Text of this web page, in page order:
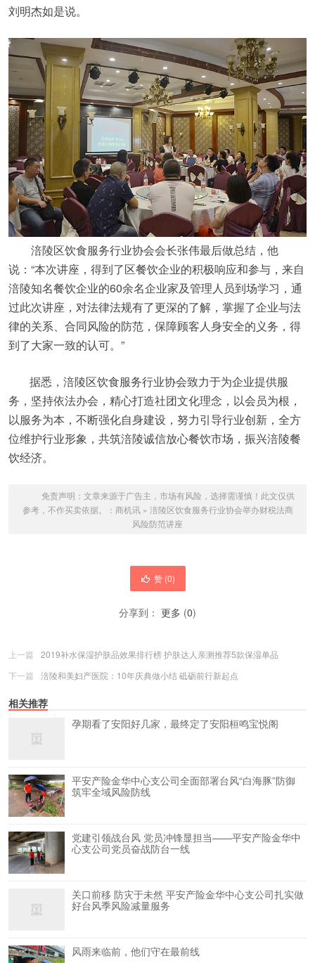
刘明杰如是说。
涪陵区饮食服务行业协会会长张伟最后做总结，他
说：“本次讲座，得到了区餐饮企业的积极响应和参与，来自
涪陵知名餐饮企业的60余名企业家及管理人员到场学习，通
过此次讲座，对法律法规有了更深的了解，掌握了企业与法
律的关系、合同风险的防范，保障顾客人身安全的义务，得
到了大家一致的认可。”
据悉，涪陵区饮食服务行业协会致力于为企业提供服
务，坚持依法办会，精心打造社团文化理念，以会员为根，
以服务为本，不断强化自身建设，努力引导行业创新，全方
位维护行业形象，共筑涪陵诚信放心餐饮市场，振兴涪陵餐
饮经济。
免责声明：文章来源于广告主，市场有风险，选择需谨慎！此文仅供
参考，不作买卖依据。： 商机讯» 涪陵区饮食服务行业协会举办财税法商
风险防范讲座
赞 (0)
分享到： 更多 (0)
上一篇
2019补水保湿护肤品效果排行榜 护肤达人亲测推荐5款保湿单品
下一篇
涪陵和美妇产医院：10年庆典做小结 砥砺前行新起点
相关推荐
孕期看了安阳好几家，最终定了安阳桓鸣宝悦阁
平安产险金华中心支公司全面部署台风“白海豚”防御
筑牢全域风险防线
党建引领战台风 党员冲锋显担当——平安产险金华中
心支公司党员奋战防台一线
关口前移 防灾于未然 平安产险金华中心支公司扎实做
好台风季风险减量服务
风雨来临前，他们守在最前线